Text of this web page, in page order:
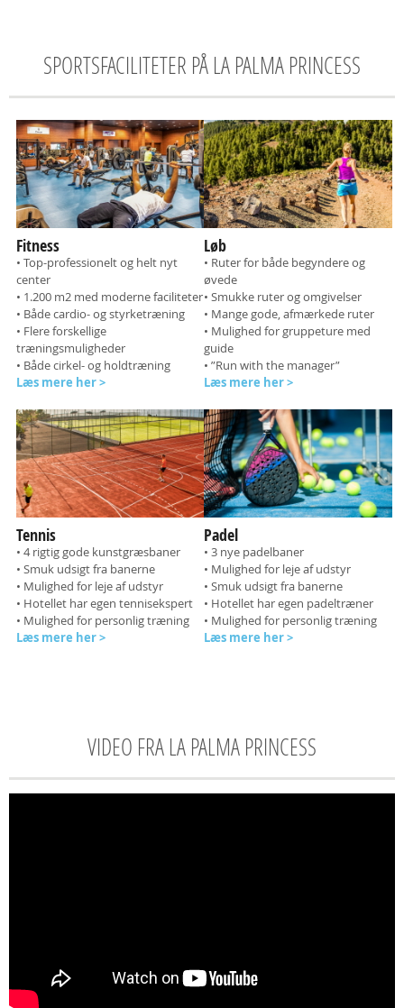
SPORTSFACILITETER PÅ LA PALMA PRINCESS
Fitness
• Top-professionelt og helt nyt
center
• 1.200 m2 med moderne faciliteter
• Både cardio- og styrketræning
• Flere forskellige
træningsmuligheder
• Både cirkel- og holdtræning
Læs mere her >
Løb
• Ruter for både begyndere og
øvede
• Smukke ruter og omgivelser
• Mange gode, afmærkede ruter
• Mulighed for gruppeture med
guide
• ”Run with the manager”
Læs mere her >
Tennis
• 4 rigtig gode kunstgræsbaner
• Smuk udsigt fra banerne
• Mulighed for leje af udstyr
• Hotellet har egen tennisekspert
• Mulighed for personlig træning
Læs mere her >
Padel
• 3 nye padelbaner
• Mulighed for leje af udstyr
• Smuk udsigt fra banerne
• Hotellet har egen padeltræner
• Mulighed for personlig træning
Læs mere her >
VIDEO FRA LA PALMA PRINCESS